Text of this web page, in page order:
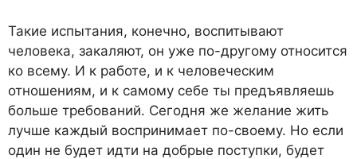
Такие испытания, конечно, воспитывают
человека, закаляют, он уже по-другому относится
ко всему. И к работе, и к человеческим
отношениям, и к самому себе ты предъявляешь
больше требований. Сегодня же желание жить
лучше каждый воспринимает по-своему. Но если
один не будет идти на добрые поступки, будет